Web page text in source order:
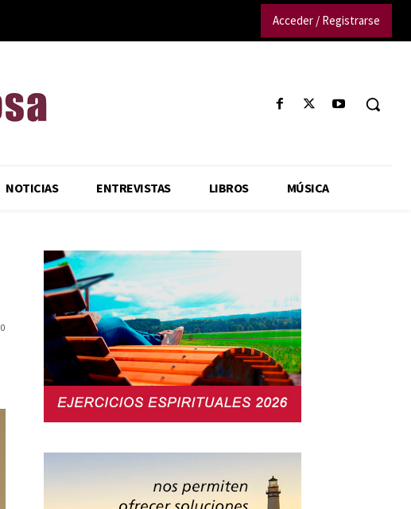
Acceder / Registrarse
NOTICIAS ENTREVISTAS LIBROS MÚSICA
0